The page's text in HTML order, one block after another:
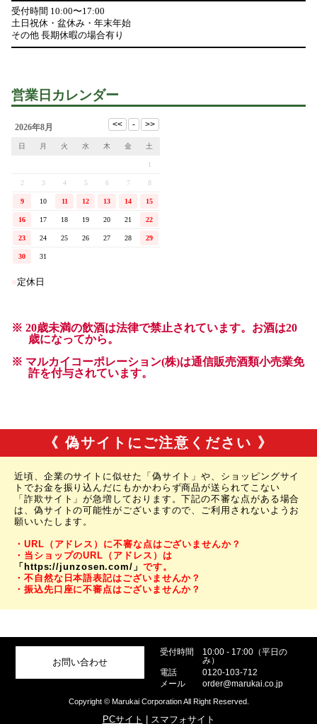
《 偽サイトにご注意ください 》
近頃、企業のサイトに似せた「偽サイト」や、ショッピングサイ
トでお金を振り込んだにもかかわらず商品が送られてこない
「詐欺サイト」が急増しております。下記の不審な点がある場合
は、偽サイトの可能性がございますので、ご利用されないようお
願いいたします。
・URL（アドレス）に不審な点はございませんか？
・当ショップのURL（アドレス）は
「https://junzosen.com/」 です。
・不自然な日本語表記はございませんか？
・振込先口座に不審点はございませんか？
お問い合わせ
受付時間
10:00 - 17:00（平日の
み）
電話
0120-103-712
メール
order@marukai.co.jp
Copyright © Marukai Corporation All Right Reserved.
PCサイト | スマフォサイト